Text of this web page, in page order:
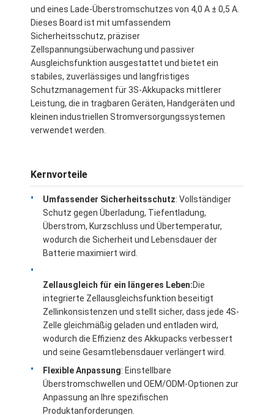
Produkte
Videos
und eines Lade-Überstromschutzes von 4,0 A ± 0,5 A.
Dieses Board ist mit umfassendem
Sicherheitsschutz, präziser
Zellspannungsüberwachung und passiver
Ausgleichsfunktion ausgestattet und bietet ein
stabiles, zuverlässiges und langfristiges
Schutzmanagement für 3S-Akkupacks mittlerer
Leistung, die in tragbaren Geräten, Handgeräten und
kleinen industriellen Stromversorgungssystemen
verwendet werden.
Kernvorteile
Umfassender Sicherheitsschutz: Vollständiger
Schutz gegen Überladung, Tiefentladung,
Überstrom, Kurzschluss und Übertemperatur,
wodurch die Sicherheit und Lebensdauer der
Batterie maximiert wird.
Zellausgleich für ein längeres Leben:Die
integrierte Zellausgleichsfunktion beseitigt
Zellinkonsistenzen und stellt sicher, dass jede 4S-
Zelle gleichmäßig geladen und entladen wird,
wodurch die Effizienz des Akkupacks verbessert
und seine Gesamtlebensdauer verlängert wird.
Flexible Anpassung: Einstellbare
Überstromschwellen und OEM/ODM-Optionen zur
Anpassung an Ihre spezifischen
Produktanforderungen.